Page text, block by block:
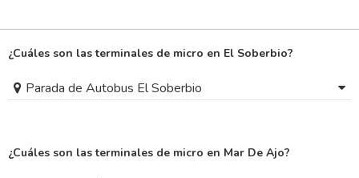
¿Cuáles son las terminales de micro en El Soberbio?
Parada de Autobus El Soberbio
¿Cuáles son las terminales de micro en Mar De Ajo?